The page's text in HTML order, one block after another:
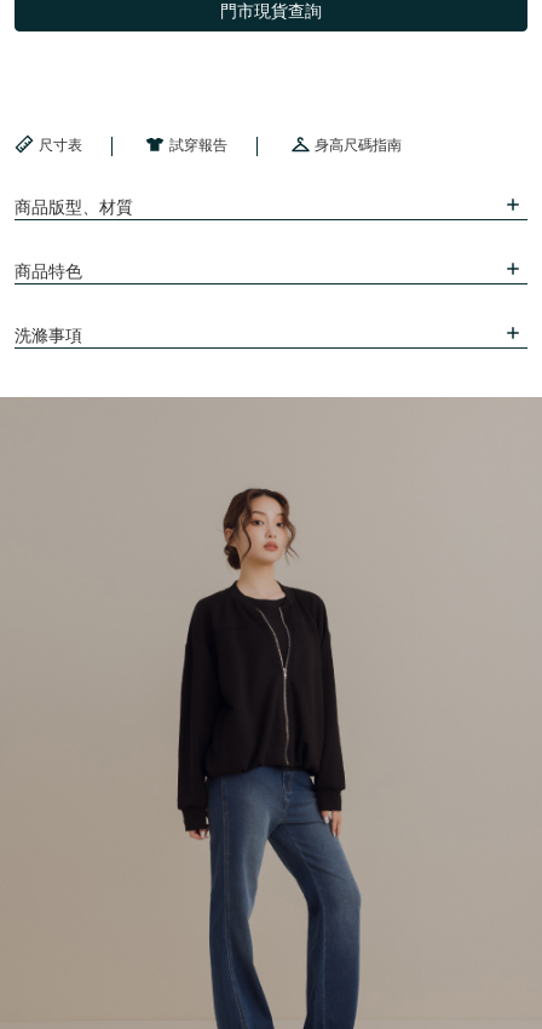
門市現貨查詢
尺寸表 試穿報告 身高尺碼指南
商品版型、材質
商品特色
洗滌事項